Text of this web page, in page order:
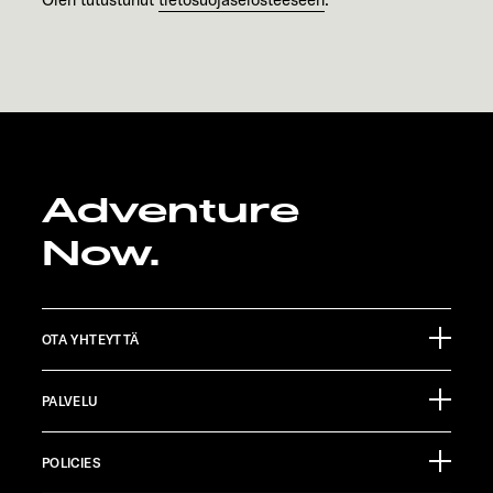
Adventure
Now.
OTA YHTEYTTÄ
Ölmühlestraße 6
88299 Leutkirch
Germany
PALVELU
Tietoa
POLICIES